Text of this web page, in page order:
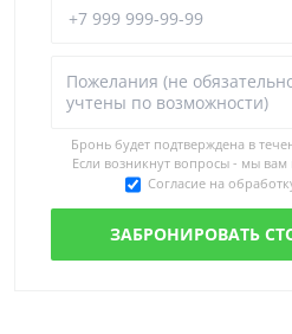
Бронь будет подтверждена в
Если возникнут вопросы - мы вам
Согласие на